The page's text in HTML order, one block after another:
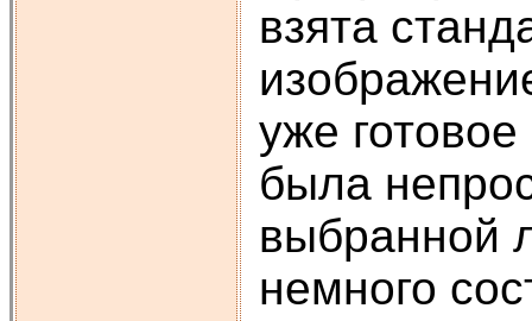
взята
уже
была
выбранной
немного